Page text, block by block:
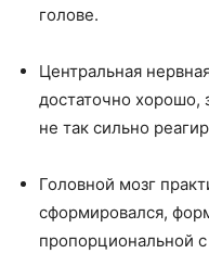
голове.
Центральная
достаточно хорошо,
не так сильно
Головной мозг
сформировался,
пропорциональной